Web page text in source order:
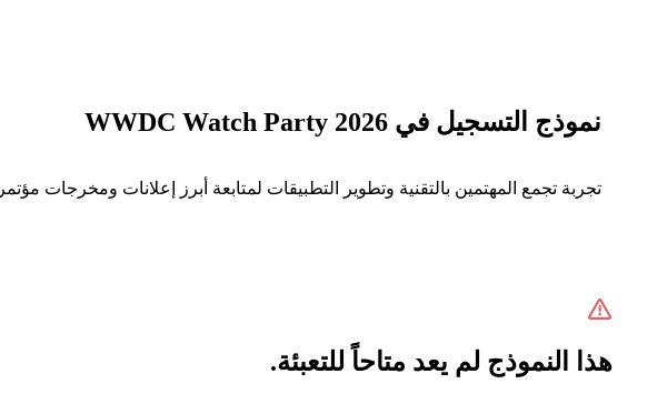
نموذج التسجيل في WWDC Watch Party 2026
تجربة تجمع المهتمين بالتقنية وتطوير التطبيقات لمتابعة أبرز إعلانات ومخرجات مؤتمر Apple WWDC 2026، ضمن بيئة تفاعلية تجمع المطورين والمهتمين بالمجال التقني.
هذا النموذج لم يعد متاحاً للتعبئة.